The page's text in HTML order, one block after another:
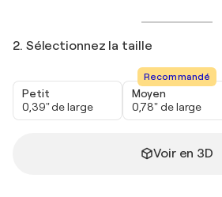
2. Sélectionnez la taille
Petit
0,39" de large
Recommandé
Moyen
0,78" de large
Voir en 3D